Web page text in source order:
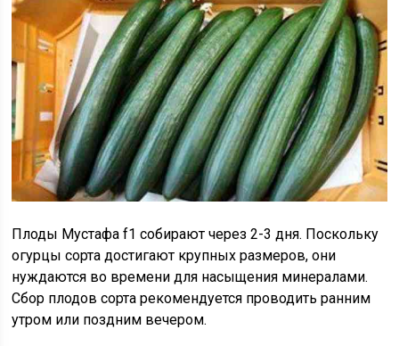
Плоды Мустафа f1 собирают через 2-3 дня. Поскольку
огурцы сорта достигают крупных размеров, они
нуждаются во времени для насыщения минералами.
Сбор плодов сорта рекомендуется проводить ранним
утром или поздним вечером.